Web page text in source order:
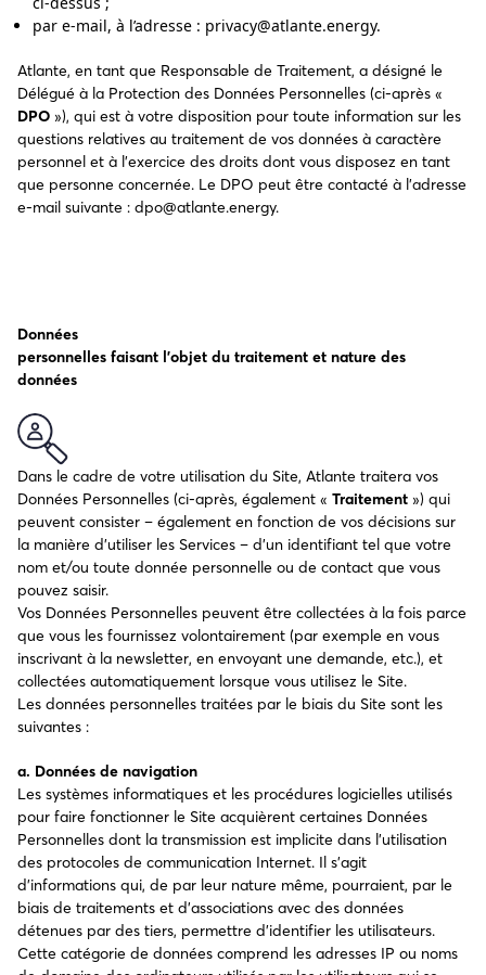
par e-mail, à l’adresse : privacy@atlante.energy.
Atlante, en tant que Responsable de Traitement, a désigné le
Délégué à la Protection des Données Personnelles (ci-après «
DPO »), qui est à votre disposition pour toute information sur les
questions relatives au traitement de vos données à caractère
personnel et à l’exercice des droits dont vous disposez en tant
que personne concernée. Le DPO peut être contacté à l’adresse
e-mail suivante : dpo@atlante.energy.
Données
personnelles faisant l’objet du traitement et nature des
données
Dans le cadre de votre utilisation du Site, Atlante traitera vos
Données Personnelles (ci-après, également « Traitement ») qui
peuvent consister – également en fonction de vos décisions sur
la manière d’utiliser les Services – d’un identifiant tel que votre
nom et/ou toute donnée personnelle ou de contact que vous
pouvez saisir.
Vos Données Personnelles peuvent être collectées à la fois parce
que vous les fournissez volontairement (par exemple en vous
inscrivant à la newsletter, en envoyant une demande, etc.), et
collectées automatiquement lorsque vous utilisez le Site.
Les données personnelles traitées par le biais du Site sont les
suivantes :
a. Données de navigation
Les systèmes informatiques et les procédures logicielles utilisés
pour faire fonctionner le Site acquièrent certaines Données
Personnelles dont la transmission est implicite dans l’utilisation
des protocoles de communication Internet. Il s’agit
d’informations qui, de par leur nature même, pourraient, par le
biais de traitements et d’associations avec des données
détenues par des tiers, permettre d’identifier les utilisateurs.
Cette catégorie de données comprend les adresses IP ou noms